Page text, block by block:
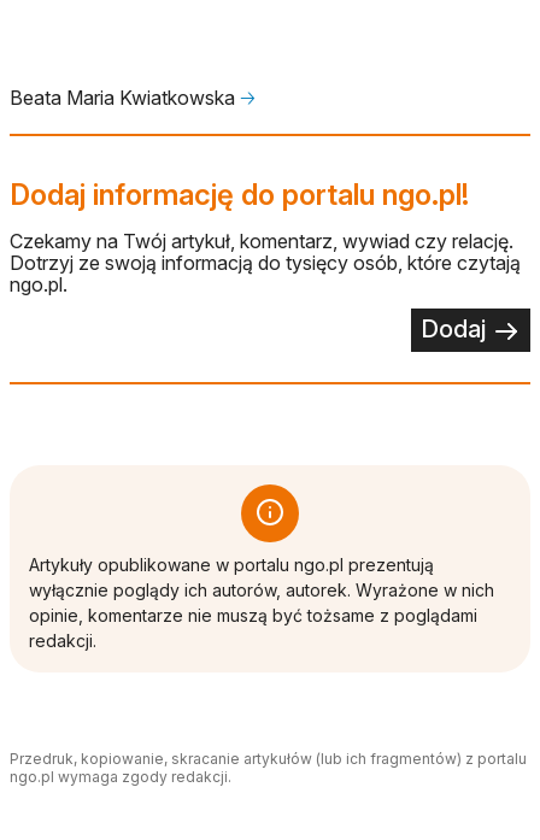
Beata Maria Kwiatkowska 🡢
Dodaj informację do portalu ngo.pl!
Czekamy na Twój artykuł, komentarz, wywiad czy relację.
Dotrzyj ze swoją informacją do tysięcy osób, które czytają
ngo.pl.
Dodaj
Artykuły opublikowane w portalu ngo.pl prezentują
wyłącznie poglądy ich autorów, autorek. Wyrażone w nich
opinie, komentarze nie muszą być tożsame z poglądami
redakcji.
Przedruk, kopiowanie, skracanie artykułów (lub ich fragmentów) z portalu
ngo.pl wymaga zgody redakcji.